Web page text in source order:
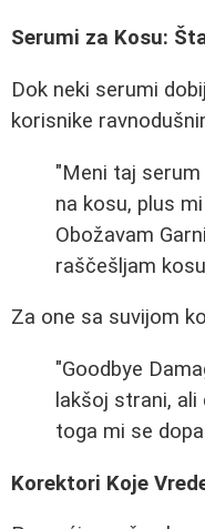
Serumi za Kosu:
Dok neki serumi
korisnike
"Meni taj
na kosu, plus
Obožavam
raščešljam
Za one sa suvijom
"Goodbye
lakšoj strani,
toga mi se
Korektori Koje